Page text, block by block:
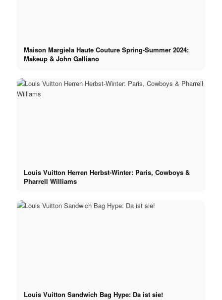
Maison Margiela Haute Couture Spring-Summer 2024:
Makeup & John Galliano
Louis Vuitton Herren Herbst-Winter: Paris, Cowboys &
Pharrell Williams
Louis Vuitton Sandwich Bag Hype: Da ist sie!